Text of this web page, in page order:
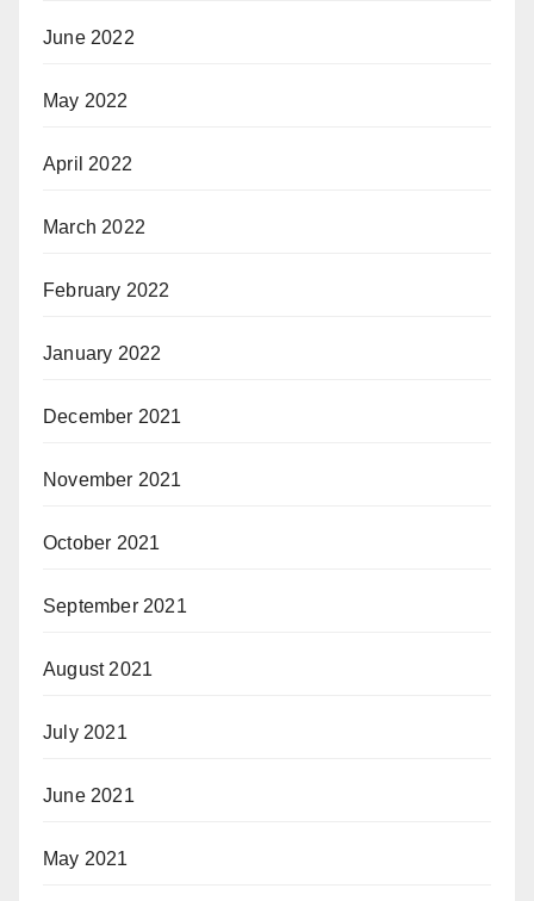
June 2022
May 2022
April 2022
March 2022
February 2022
January 2022
December 2021
November 2021
October 2021
September 2021
August 2021
July 2021
June 2021
May 2021